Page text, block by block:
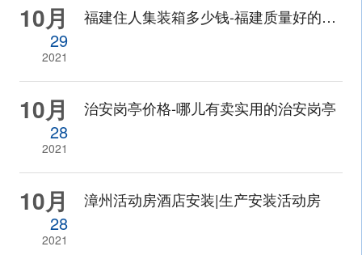
10月
29
2021
福建住人集装箱多少钱-福建质量好的住人集装箱出售
10月
28
2021
治安岗亭价格-哪儿有卖实用的治安岗亭
10月
28
2021
漳州活动房酒店安装|生产安装活动房